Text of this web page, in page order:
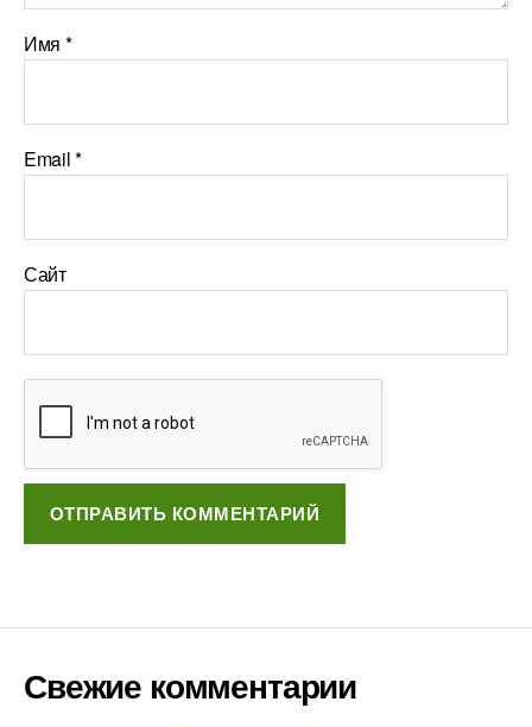
Имя *
Email*
Сайт
Свежие комментарии